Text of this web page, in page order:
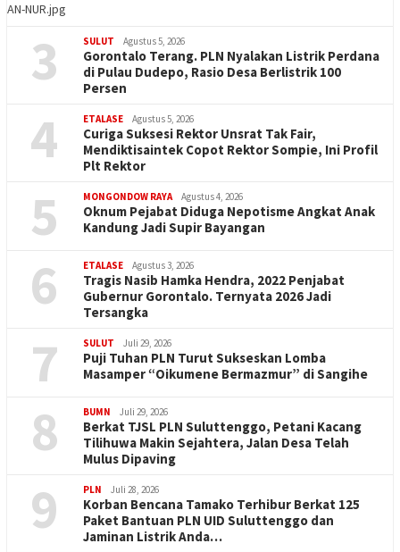
AN-NUR.jpg
3 SULUT Agustus 5, 2026
Gorontalo Terang. PLN Nyalakan Listrik Perdana
di Pulau Dudepo, Rasio Desa Berlistrik 100
Persen
4 ETALASE Agustus 5, 2026
Curiga Suksesi Rektor Unsrat Tak Fair,
Mendiktisaintek Copot Rektor Sompie, Ini Profil
Plt Rektor
5 MONGONDOW RAYA Agustus 4, 2026
Oknum Pejabat Diduga Nepotisme Angkat Anak
Kandung Jadi Supir Bayangan
6 ETALASE Agustus 3, 2026
Tragis Nasib Hamka Hendra, 2022 Penjabat
Gubernur Gorontalo. Ternyata 2026 Jadi
Tersangka
7 SULUT Juli 29, 2026
Puji Tuhan PLN Turut Sukseskan Lomba
Masamper “Oikumene Bermazmur” di Sangihe
8 BUMN Juli 29, 2026
Berkat TJSL PLN Suluttenggo, Petani Kacang
Tilihuwa Makin Sejahtera, Jalan Desa Telah
Mulus Dipaving
9 PLN Juli 28, 2026
Korban Bencana Tamako Terhibur Berkat 125
Paket Bantuan PLN UID Suluttenggo dan
Jaminan Listrik Anda…